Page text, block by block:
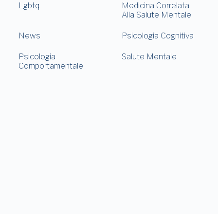
Lgbtq
Medicina Correlata
Alla Salute Mentale
News Psicologia Cognitiva
Psicologia
Comportamentale
Salute Mentale